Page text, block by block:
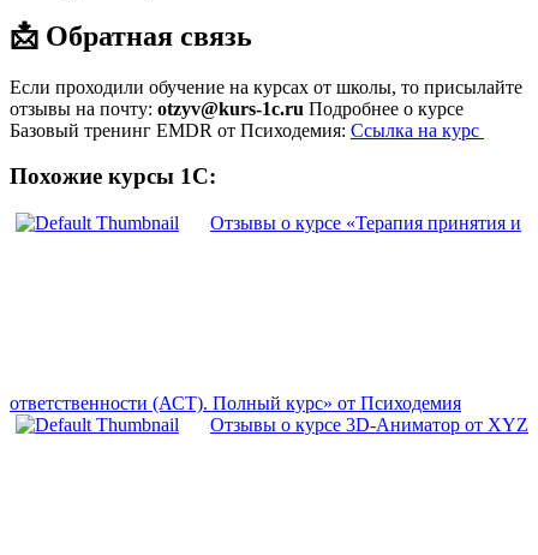
📩 Обратная связь
Если проходили обучение на курсах от школы, то присылайте
отзывы на почту: otzyv@kurs-1c.ru Подробнее о курсе
Базовый тренинг EMDR от Психодемия: Ссылка на курс
Похожие курсы 1С:
Отзывы о курсе «Терапия принятия и
ответственности (АСТ). Полный курс» от Психодемия
Отзывы о курсе 3D-Аниматор от XYZ